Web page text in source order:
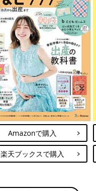
Amazonで購入
楽天ブックスで購入